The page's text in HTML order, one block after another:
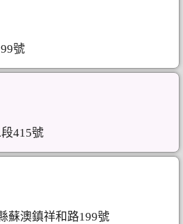
號
415號
蘇澳鎮祥和路199號